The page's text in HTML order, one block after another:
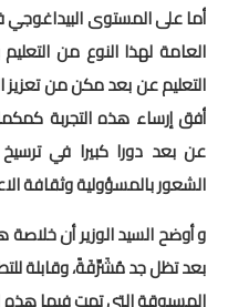
أما على المستوى البيداغوجي
التعليم عن بعد مكن من تعزيز
أفق إرساء هذه التجربة
عن بعد دورا كبيرا في ترسيخ
الشعور بالمسؤولية وثقافة
و أوضح السيد الوزير أن خلاصة
بعد تظل جد مُشَرِّفَةً، وقابلة
المسبوقة التي تمت فيها هذه